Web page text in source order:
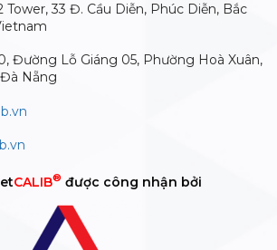
Tower, 33 Đ. Cầu Diễn, Phúc Diễn, Bắc
Đường Lỗ Giáng 05, Phường Hoà Xuân,
Đà Nẵng
CALIB® được công nhận bởi